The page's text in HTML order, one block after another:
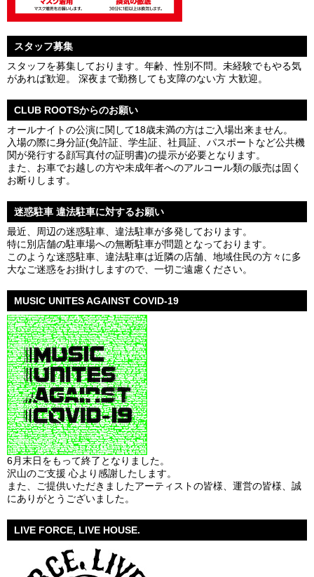
スタッフ募集
スタッフを募集しております。年齢、性別不問。未経験でもやる気
があれば歓迎。 深夜まで勤務しても支障のない方 大歓迎。
CLUB ROOTSからのお願い
オールナイトの公演に関して18歳未満の方はご入場出来ません。
入場の際に身分証(免許証、学生証、社員証、パスポートなど公共機
関が発行する顔写真付の証明書)の提示が必要となります。
また、お車でお越しの方や未成年者へのアルコール類の販売は固く
お断りします。
迷惑駐車 違法駐車に対するお願い
最近、周辺の迷惑駐車、違法駐車が多発しております。
特に別店舗の駐車場への無断駐車が問題となっております。
このような迷惑駐車、違法駐車は近隣の店舗、地域住民の方々に多
大なご迷惑をお掛けしますので、一切ご遠慮ください。
MUSIC UNITES AGAINST COVID-19
6月末日をもって終了となりました。
沢山のご支援 心より感謝したします。
また、ご提供いただきましたアーティストの皆様、運営の皆様、誠
にありがとうございました。
LIVE FORCE, LIVE HOUSE.